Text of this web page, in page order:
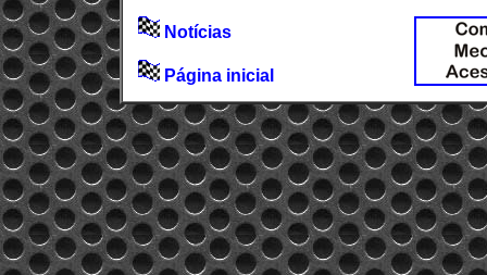
Notícias
Página inicial